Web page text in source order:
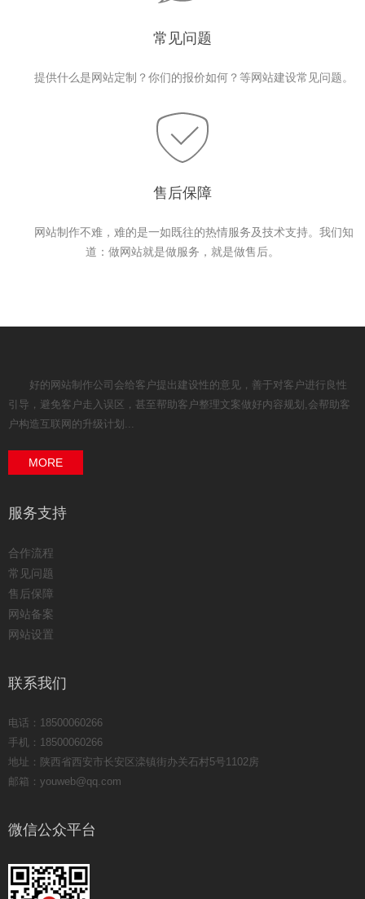
常见问题
提供什么是网站定制？你们的报价如何？等网站建设常见问题。
售后保障
网站制作不难，难的是一如既往的热情服务及技术支持。我们知
道：做网站就是做服务，就是做售后。
好的网站制作公司会给客户提出建设性的意见，善于对客户进行良性
引导，避免客户走入误区，甚至帮助客户整理文案做好内容规划,会帮助客
户构造互联网的升级计划...
MORE
服务支持
合作流程
常见问题
售后保障
网站备案
网站设置
联系我们
电话：18500060266
手机：18500060266
地址：陕西省西安市长安区滦镇街办关石村5号1102房
邮箱：youweb@qq.com
微信公众平台